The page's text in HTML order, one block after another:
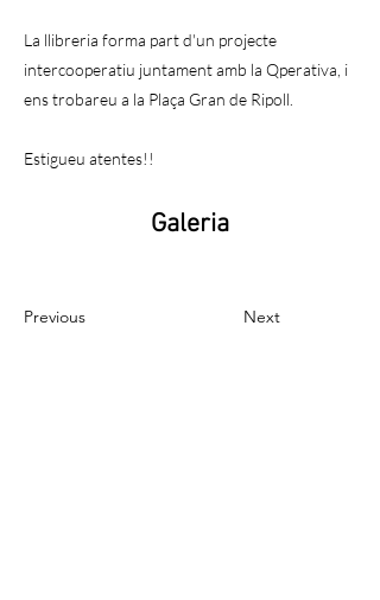
La llibreria forma part d'un projecte
intercooperatiu juntament amb la Qperativa, i
ens trobareu a la Plaça Gran de Ripoll.
Estigueu atentes!!
Galeria
Previous Next